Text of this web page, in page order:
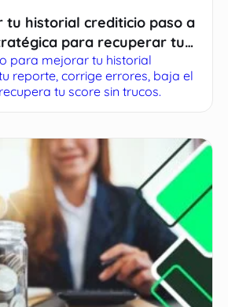
tu historial crediticio paso a
para recuperar tu
para mejorar tu historial
reporte, corrige errores, baja el
tu score sin trucos.